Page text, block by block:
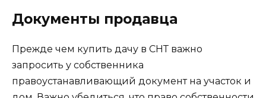
Документы продавца
Прежде чем купить дачу в СНТ важно
запросить у собственника
правоустанавливающий документ на участок и